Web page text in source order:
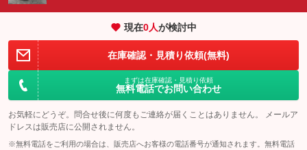
現在0人が検討中
在庫確認・見積り依頼(無料)
まずは在庫確認・見積り依頼
無料電話でお問い合わせ
お気軽にどうぞ。問合せ後に何度もご連絡が届くことはありません。 メールア
ドレスは販売店に公開されません。
※無料電話をご利用の場合は、販売店へお客様の電話番号が通知されます。無料電話